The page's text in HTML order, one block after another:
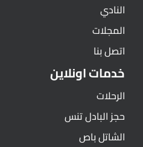
النادي
المجلات
اتصل بنا
خدمات اونلاين
الرحلات
حجز البادل تنس
الشاتل باص